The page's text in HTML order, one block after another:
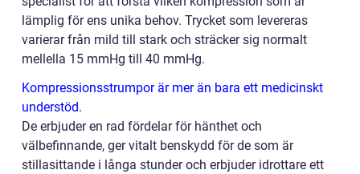
lämplig för ens unika behov. Trycket som levereras
varierar från mild till stark och sträcker sig normalt
mellella 15 mmHg till 40 mmHg.
Kompressionsstrumpor är mer än bara ett medicinskt
understöd.
De erbjuder en rad fördelar för hänthet och
välbefinnande, ger vitalt benskydd för de som är
stillasittande i långa stunder och erbjuder idrottare ett